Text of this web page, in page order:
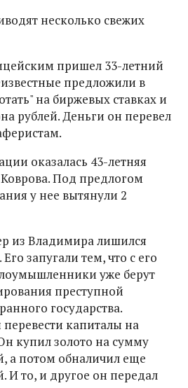
несколько свежих
пришел 33-летний
предложили в
на биржевых ставках и
рублей. Деньги он перевел
оказалась 43-летняя
Под предлогом
у нее вытянули 2
из Владимира лишился
запугали тем, что с его
уже берут
преступной
государства.
капиталы на
купил золото на сумму
а потом обналичил еще
И то, и другое он передал